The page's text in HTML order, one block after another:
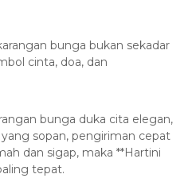
bunga bukan sekadar
cinta, doa, dan
bunga duka cita elegan,
sopan, pengiriman cepat
dan sigap, maka **Hartini
tepat.